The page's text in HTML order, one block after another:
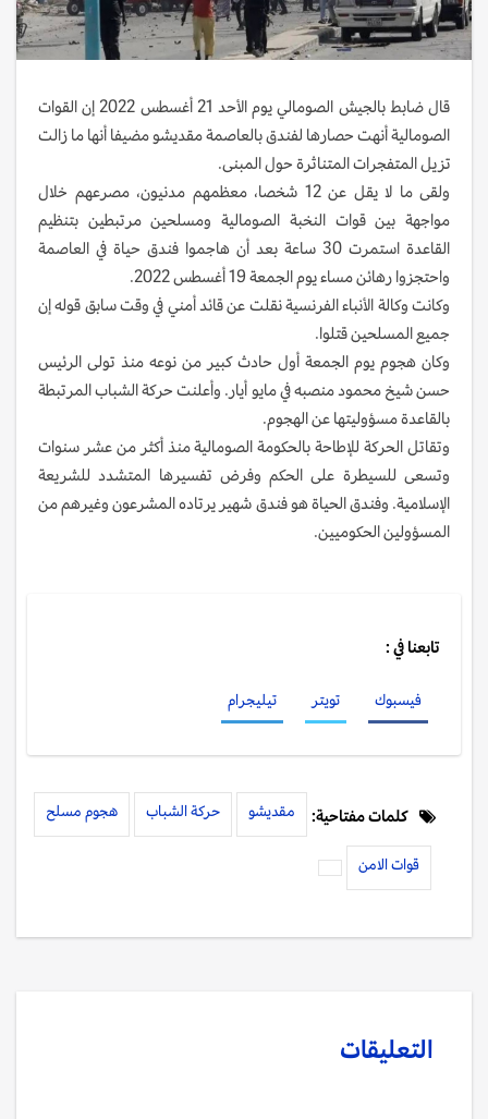
قال ضابط بالجيش الصومالي يوم الأحد 21 أغسطس 2022 إن القوات
الصومالية أنهت حصارها لفندق بالعاصمة مقديشو مضيفا أنها ما زالت
تزيل المتفجرات المتناثرة حول المبنى.
ولقى ما لا يقل عن 12 شخصا، معظمهم مدنيون، مصرعهم خلال
مواجهة بين قوات النخبة الصومالية ومسلحين مرتبطين بتنظيم
القاعدة استمرت 30 ساعة بعد أن هاجموا فندق حياة في العاصمة
واحتجزوا رهائن مساء يوم الجمعة 19 أغسطس 2022.
وكانت وكالة الأنباء الفرنسية نقلت عن قائد أمني في وقت سابق قوله إن
جميع المسلحين قتلوا.
وكان هجوم يوم الجمعة أول حادث كبير من نوعه منذ تولى الرئيس
حسن شيخ محمود منصبه في مايو أيار. وأعلنت حركة الشباب المرتبطة
بالقاعدة مسؤوليتها عن الهجوم.
وتقاتل الحركة للإطاحة بالحكومة الصومالية منذ أكثر من عشر سنوات
وتسعى للسيطرة على الحكم وفرض تفسيرها المتشدد للشريعة
الإسلامية. وفندق الحياة هو فندق شهير يرتاده المشرعون وغيرهم من
المسؤولين الحكوميين.
تابعنا في :
فيسبوك تويتر تيليجرام
كلمات مفتاحية: مقديشو حركة الشباب هجوم مسلح
قوات الامن
التعليقات